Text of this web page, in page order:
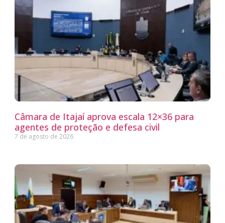
Câmara de Itajaí aprova escala 12×36 para
agentes de proteção e defesa civil
7 de agosto de 2026